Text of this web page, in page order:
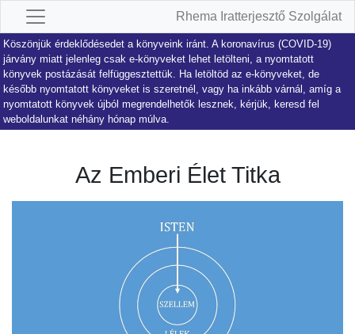
Rhema Iratterjesztő Szolgálat
Köszönjük érdeklődésedet a könyveink iránt. A koronavírus (COVID-19)
járvány miatt jelenleg csak e-könyveket lehet letölteni, a nyomtatott
könyvek postázását felfüggesztettük. Ha letöltöd az e-könyveket, de
később nyomtatott könyveket is szeretnél, vagy ha inkább várnál, amíg a
nyomtatott könyvek újból megrendelhetők lesznek, kérjük, keresd fel
weboldalunkat néhány hónap múlva.
Az Emberi Élet Titka